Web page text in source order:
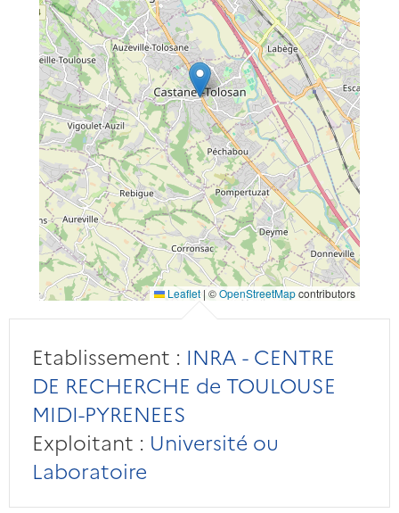
Leaflet | ©OpenStreetMapcontributors
Etablissement : INRA - CENTRE
DE RECHERCHE de TOULOUSE
MIDI-PYRENEES
Exploitant : Université ou
Laboratoire